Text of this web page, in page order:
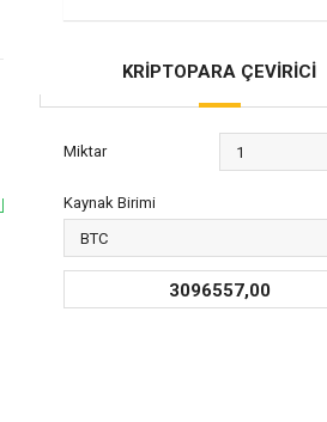
KRİPTOPARA ÇEVİRİCİ
Miktar
Kaynak Birimi
3096557,00